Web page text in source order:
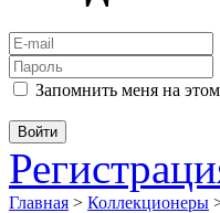
Запомнить меня на
Главная > Коллекционеры